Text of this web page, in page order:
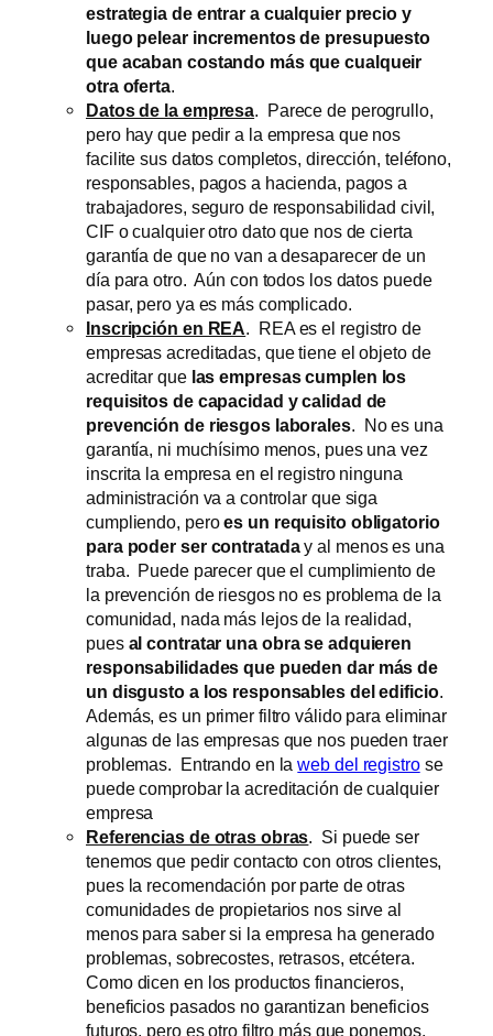
estrategia de entrar a cualquier precio y
luego pelear incrementos de presupuesto
que acaban costando más que cualqueir
otra oferta.
Datos de la empresa. Parece de perogrullo,
pero hay que pedir a la empresa que nos
facilite sus datos completos, dirección, teléfono,
responsables, pagos a hacienda, pagos a
trabajadores, seguro de responsabilidad civil,
CIF o cualquier otro dato que nos de cierta
garantía de que no van a desaparecer de un
día para otro. Aún con todos los datos puede
pasar, pero ya es más complicado.
Inscripción en REA. REA es el registro de
empresas acreditadas, que tiene el objeto de
acreditar que las empresas cumplen los
requisitos de capacidad y calidad de
prevención de riesgos laborales. No es una
garantía, ni muchísimo menos, pues una vez
inscrita la empresa en el registro ninguna
administración va a controlar que siga
cumpliendo, peroes un requisito obligatorio
para poder ser contrataday al menos es una
traba. Puede parecer que el cumplimiento de
la prevención de riesgos no es problema de la
comunidad, nada más lejos de la realidad,
pues al contratar una obra se adquieren
responsabilidades que pueden dar más de
un disgusto a los responsables del edificio.
Además, es un primer filtro válido para eliminar
algunas de las empresas que nos pueden traer
problemas. Entrando en laweb del registrose
puede comprobar la acreditación de cualquier
empresa
Referencias de otras obras. Si puede ser
tenemos que pedir contacto con otros clientes,
pues la recomendación por parte de otras
comunidades de propietarios nos sirve al
menos para saber si la empresa ha generado
problemas, sobrecostes, retrasos, etcétera.
Como dicen en los productos financieros,
beneficios pasados no garantizan beneficios
futuros, pero es otro filtro más que ponemos.